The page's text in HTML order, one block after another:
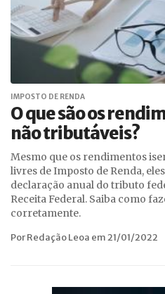
IMPOSTO DE RENDA
O que são os
não tributáveis?
Mesmo que os rendimentos
livres de Imposto de Renda,
declaração anual do tributo
Receita Federal. Saiba como
corretamente.
Por Redação Leoa em 21/01/2022